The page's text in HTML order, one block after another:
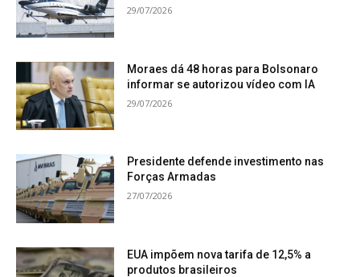
29/07/2026
Moraes dá 48 horas para Bolsonaro
informar se autorizou vídeo com IA
29/07/2026
Presidente defende investimento nas
Forças Armadas
27/07/2026
EUA impõem nova tarifa de 12,5% a
produtos brasileiros